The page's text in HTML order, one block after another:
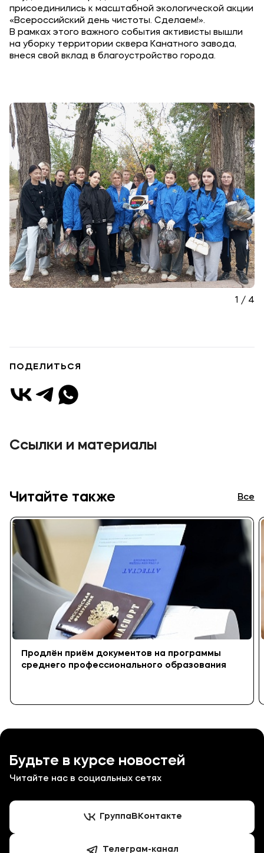
Контакты
Банковские реквизиты
Приемная комиссия
+7 (8442) 49-71-33
Полезное
Об образовательной организации
Банковские реквизиты
Мы в соцсетях
присоединились к масштабной экологической акции
«Всероссийский день чистоты. Сделаем!».
В рамках этого важного события активисты вышли
на уборку территории сквера Канатного завода,
внеся свой вклад в благоустройство города.
1 / 4
ПОДЕЛИТЬСЯ
Ссылки и материалы
Читайте также Все
Продлён приём документов на программы
среднего профессионального образования
Будьте в курсе новостей
Читайте нас в социальных сетях
ГруппаВКонтакте
Телеграм-канал